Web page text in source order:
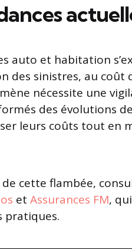
auto et habitation
des sinistres, au
nécessite une
des évolutions
leurs coûts tout en
cette flambée,
et Assurances FM,
pratiques.